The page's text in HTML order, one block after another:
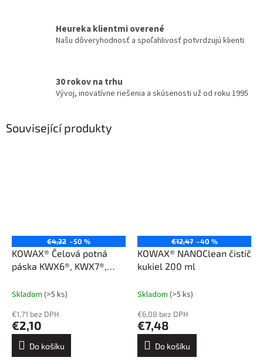
Heureka klientmi overené
Našu dôveryhodnosť a spoľahlivosť potvrdzujú klienti
30 rokov na trhu
Vývoj, inovatívne riešenia a skúsenosti už od roku 1995
Související produkty
€4,22 –50 %
KOWAX® Čelová potná
páska KWX6®, KWX7®,
Skladom (>5 ks)
€1,71 bez DPH
€2,10
Do košíku
€12,47 –40 %
KOWAX® NANOClean čistič
kukiel 200 ml
Skladom (>5 ks)
€6,08 bez DPH
€7,48
Do košíku